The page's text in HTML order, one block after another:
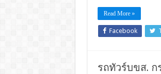
Read More »
Facebook
รถทัวร์บขส. ก